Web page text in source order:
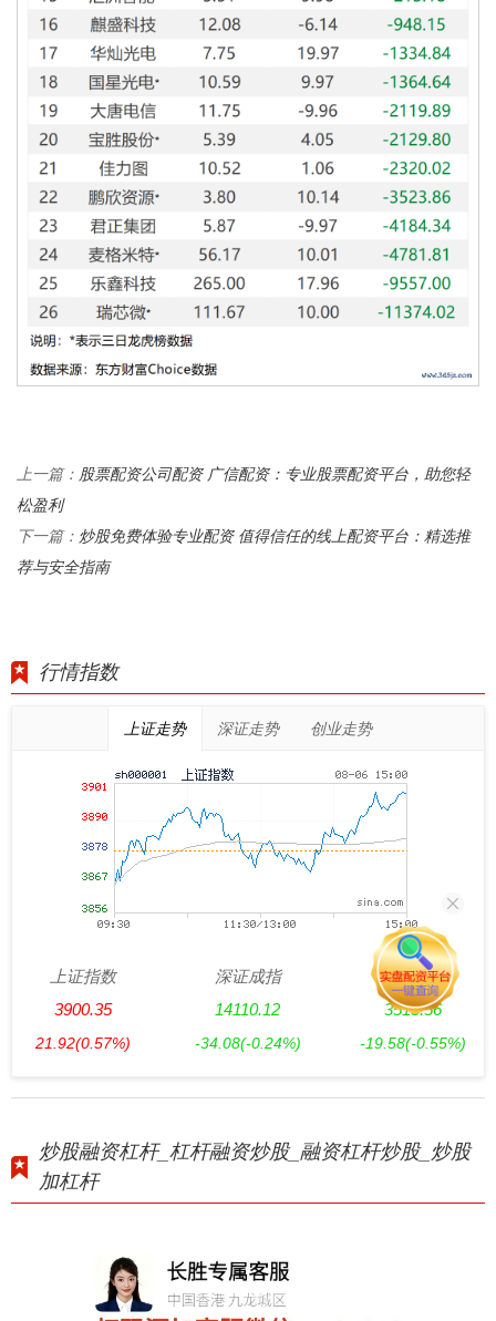
上一篇： 股票配资公司配资 广信配资：专业股票配资平台，助您轻
松盈利
下一篇： 炒股免费体验专业配资 值得信任的线上配资平台：精选推
荐与安全指南
行情指数
上证走势 深证走势 创业走势
上证指数
3900.35
21.92(0.57%)
深证成指
14110.12
-34.08(-0.24%)
创业板指
3515.56
-19.58(-0.55%)
炒股融资杠杆_杠杆融资炒股_融资杠杆炒股_炒股
加杠杆